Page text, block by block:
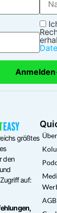
Anmelden
größtes
den
auf:
AGB